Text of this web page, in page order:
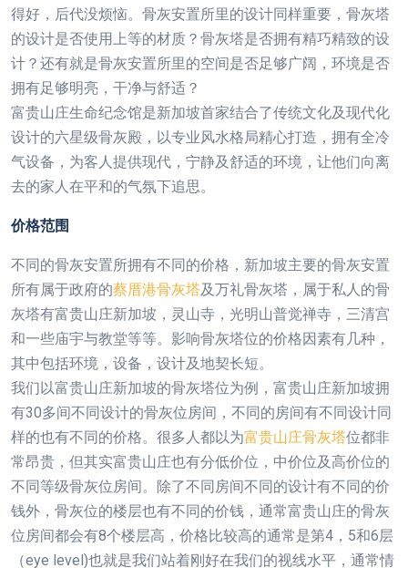
得好，后代没烦恼。骨灰安置所里的设计同样重要，骨灰塔
的设计是否使用上等的材质？骨灰塔是否拥有精巧精致的设
计？还有就是骨灰安置所里的空间是否足够广阔，环境是否
拥有足够明亮，干净与舒适？
富贵山庄生命纪念馆是新加坡首家结合了传统文化及现代化
设计的六星级骨灰殿，以专业风水格局精心打造，拥有全冷
气设备，为客人提供现代，宁静及舒适的环境，让他们向离
去的家人在平和的气氛下追思。
价格范围
不同的骨灰安置所拥有不同的价格，新加坡主要的骨灰安置
所有属于政府的蔡厝港骨灰塔及万礼骨灰塔，属于私人的骨
灰塔有富贵山庄新加坡，灵山寺，光明山普觉禅寺，三清宫
和一些庙宇与教堂等等。影响骨灰塔位的价格因素有几种，
其中包括环境，设备，设计及地契长短。
我们以富贵山庄新加坡的骨灰塔位为例，富贵山庄新加坡拥
有30多间不同设计的骨灰位房间，不同的房间有不同设计同
样的也有不同的价格。很多人都以为富贵山庄骨灰塔位都非
常昂贵，但其实富贵山庄也有分低价位，中价位及高价位的
不同等级骨灰位房间。除了不同房间不同的设计有不同的价
钱外，骨灰位的楼层也有不同的价钱，通常富贵山庄的骨灰
位房间都会有8个楼层高，价格比较高的通常是第4，5和6层
（eye level)也就是我们站着刚好在我们的视线水平，通常情